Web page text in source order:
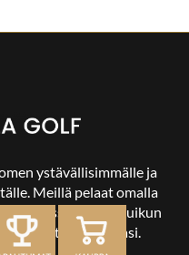
ystävällisimmälle ja
Meillä pelaat omalla
halutessasi vaikka uikun
nautit vierailustasi.